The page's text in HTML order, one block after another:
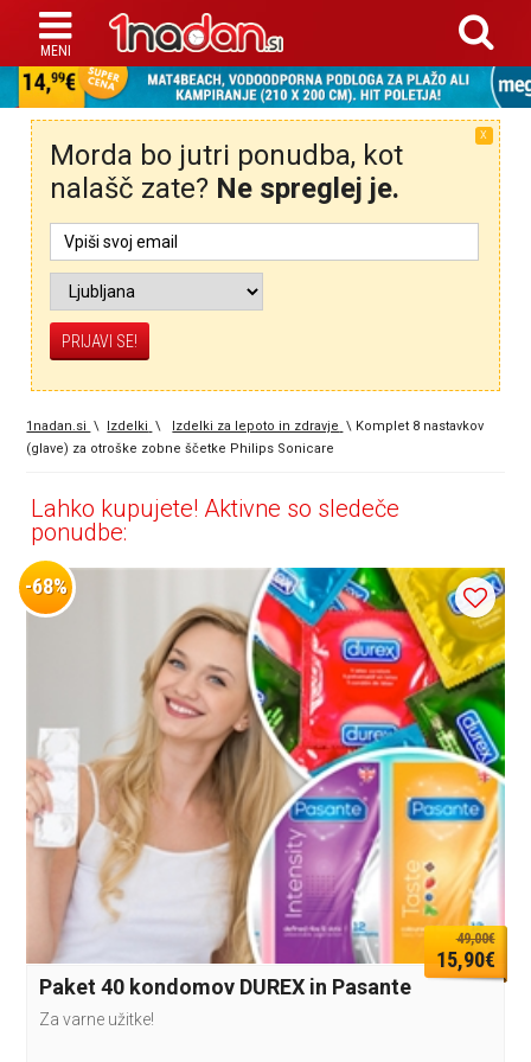
X
Morda bo jutri ponudba, kot
nalašč zate? Ne spreglej je.
1nadan.si \ Izdelki \ Izdelki za lepoto in zdravje \ Komplet 8 nastavkov
(glave) za otroške zobne ščetke Philips Sonicare
Lahko kupujete! Aktivne so sledeče
ponudbe:
-68%
49,00€
15,90€
Paket 40 kondomov DUREX in Pasante
Za varne užitke!